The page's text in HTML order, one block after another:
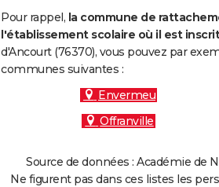
Pour rappel, la commune de
l'établissement scolaire où il est inscrit
d'Ancourt (76370), vous pouvez par
communes suivantes :
Envermeu
Offranville
Source de données : Académie de
Ne figurent pas dans ces listes les